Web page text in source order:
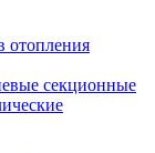
отопления
секционные